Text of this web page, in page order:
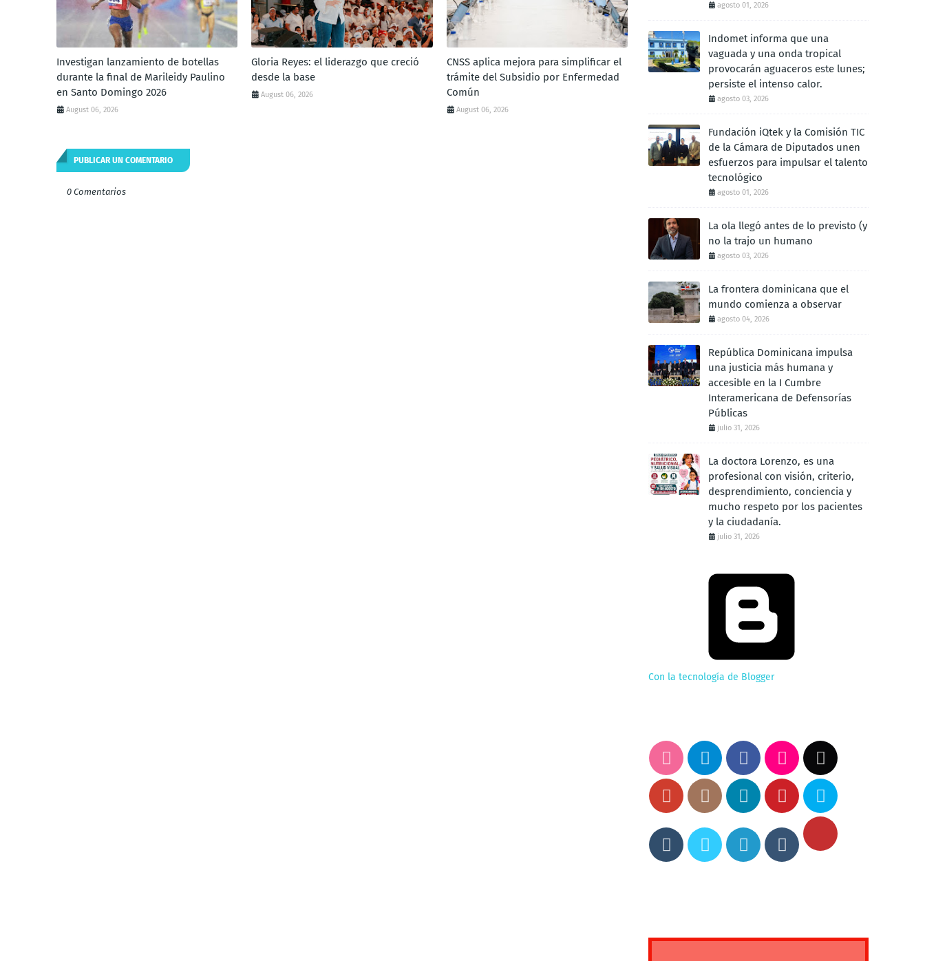
Investigan lanzamiento de botellas
durante la final de Marileidy Paulino
en Santo Domingo 2026
August 06, 2026
Gloria Reyes: el liderazgo que creció
desde la base
August 06, 2026
CNSS aplica mejora para simplificar el
trámite del Subsidio por Enfermedad
Común
August 06, 2026
PUBLICAR UN COMENTARIO
0 Comentarios
agosto 01, 2026
Indomet informa que una
vaguada y una onda tropical
provocarán aguaceros este lunes;
persiste el intenso calor.
agosto 03, 2026
Fundación iQtek y la Comisión TIC
de la Cámara de Diputados unen
esfuerzos para impulsar el talento
tecnológico
agosto 01, 2026
La ola llegó antes de lo previsto (y
no la trajo un humano
agosto 03, 2026
La frontera dominicana que el
mundo comienza a observar
agosto 04, 2026
República Dominicana impulsa
una justicia más humana y
accesible en la I Cumbre
Interamericana de Defensorías
Públicas
julio 31, 2026
La doctora Lorenzo, es una
profesional con visión, criterio,
desprendimiento, conciencia y
mucho respeto por los pacientes
y la ciudadanía.
julio 31, 2026
Con la tecnología de Blogger